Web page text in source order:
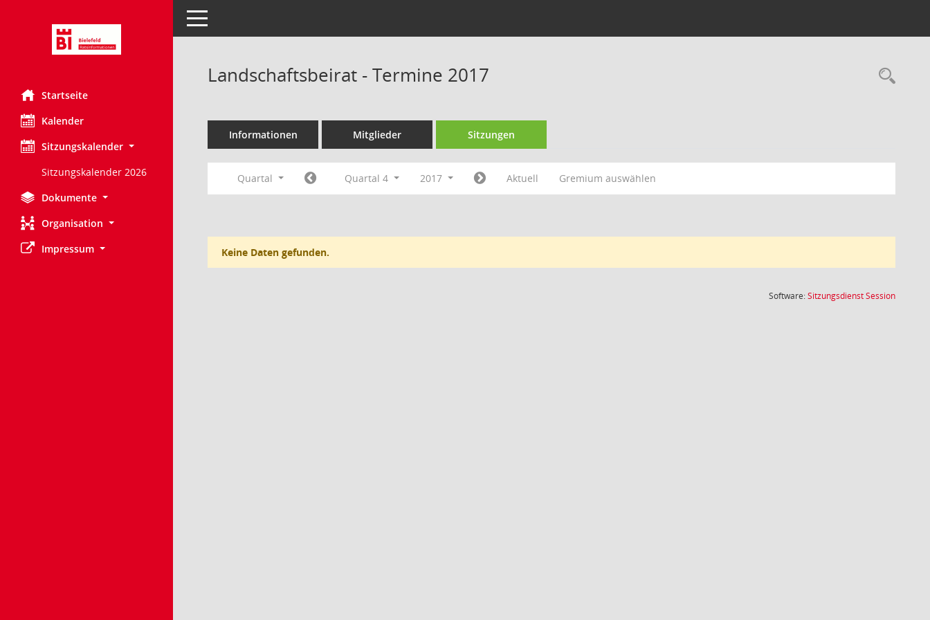
Startseite
Kalender
Sitzungskalender
Sitzungskalender 2026
Dokumente
Organisation
Impressum
Toggle navigation
Landschaftsbeirat - Termine 2017
Informationen Mitglieder Sitzungen
Quartal Quartal 4 2017 Aktuell Gremium auswählen
Keine Daten gefunden.
Software:SitzungsdienstSession(Wird in